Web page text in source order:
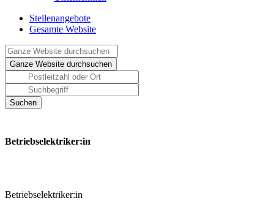
Stellenangebote
Gesamte Website
Betriebselektriker:in
Betriebselektriker:in